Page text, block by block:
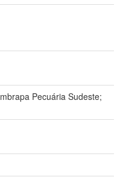
Pecuária Sudeste;